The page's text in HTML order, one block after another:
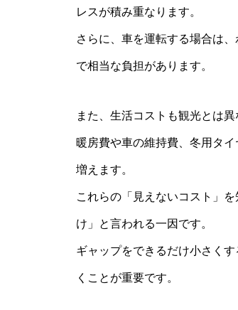
レスが積み重なります。
さらに、車を運転する場合は
で相当な負担があります。
また、生活コストも観光とは異
暖房費や車の維持費、冬用タ
増えます。
これらの「見えないコスト」
け」と言われる一因です。
ギャップをできるだけ小さく
くことが重要です。